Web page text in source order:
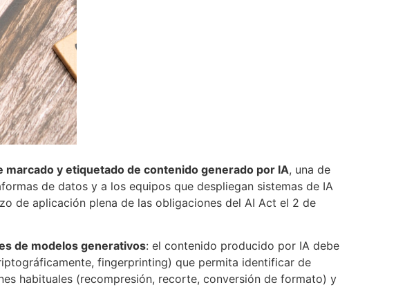
marcado y etiquetado de contenido generado por IA, una de
de datos y a los equipos que despliegan sistemas de IA
de aplicación plena de las obligaciones del AI Act el 2 de
de modelos generativos: el contenido producido por IA debe
fingerprinting) que permita identificar de
habituales (recompresión, recorte, conversión de formato) y